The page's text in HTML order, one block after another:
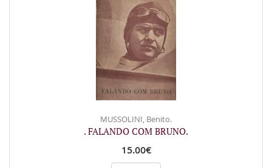
MUSSOLINI, Benito.
. FALANDO COM BRUNO.
15.00€